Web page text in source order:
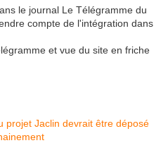
le journal Le Télégramme du
compte de l'intégration dans
et vue du site en friche